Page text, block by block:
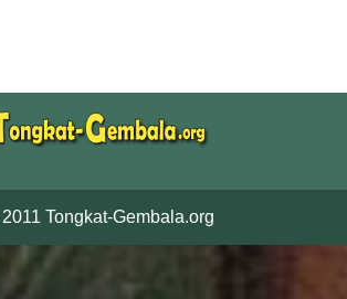
Tongkat-Gembala.org